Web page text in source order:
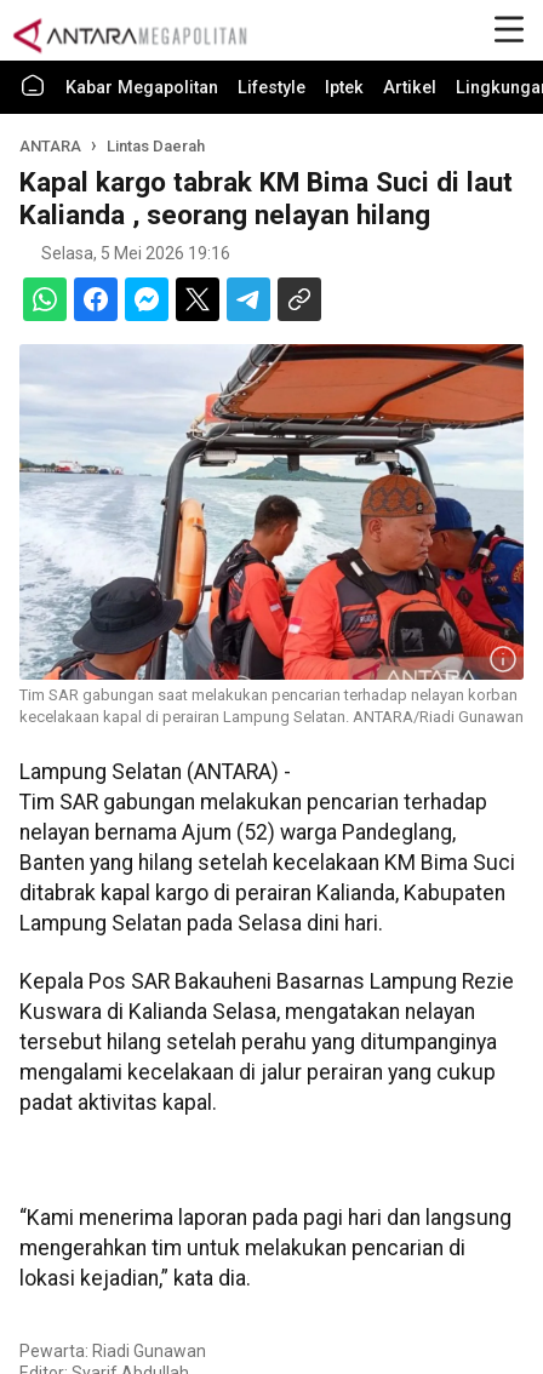
Kabar Megapolitan Lifestyle Iptek Artikel
ANTARA Lintas Daerah
Kapal kargo tabrak KM Bima Suci di laut
Kalianda , seorang nelayan hilang
Selasa, 5 Mei 2026 19:16
Tim SAR gabungan saat melakukan pencarian terhadap nelayan korban
kecelakaan kapal di perairan Lampung Selatan. ANTARA/Riadi Gunawan
Lampung Selatan (ANTARA) -
Tim SAR gabungan melakukan pencarian terhadap
nelayan bernama Ajum (52) warga Pandeglang,
Banten yang hilang setelah kecelakaan KM Bima Suci
ditabrak kapal kargo di perairan Kalianda, Kabupaten
Lampung Selatan pada Selasa dini hari.
Kepala Pos SAR Bakauheni Basarnas Lampung Rezie
Kuswara di Kalianda Selasa, mengatakan nelayan
tersebut hilang setelah perahu yang ditumpanginya
mengalami kecelakaan di jalur perairan yang cukup
padat aktivitas kapal.
“Kami menerima laporan pada pagi hari dan langsung
mengerahkan tim untuk melakukan pencarian di
lokasi kejadian,” kata dia.
Pewarta: Riadi Gunawan